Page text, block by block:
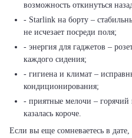
возможность откинуться
- Starlink на борту –
не исчезает посреди поля;
- энергия для гаджетов –
каждого сидения;
- гигиена и климат –
кондиционирования;
- приятные мелочи – горячий
казалась короче.
Если вы еще сомневаетесь в